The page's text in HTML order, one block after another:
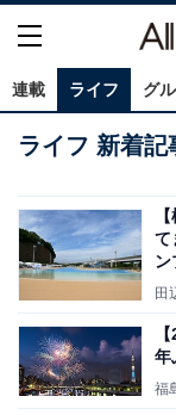
連載 ライフ グ
ライフ 新着記
て
ン
田
年
福